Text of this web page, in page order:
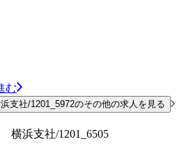
む
支社/1201_5972のその他の求人を見る
浜支社/1201_6505